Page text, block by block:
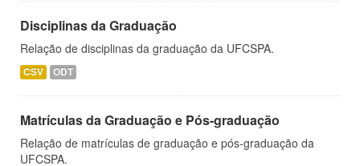
Disciplinas da Graduação
Relação de disciplinas da graduação da UFCSPA.
CSV ODT
Matrículas da Graduação e Pós-graduação
Relação de matrículas de graduação e pós-graduação da
UFCSPA.